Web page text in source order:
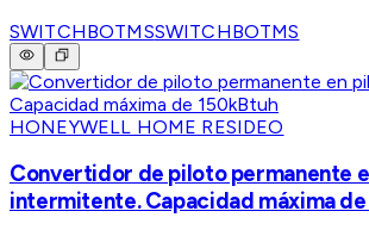
SWITCHBOTMSSWITCHBOTMS
HONEYWELL HOME RESIDEO
Convertidor de piloto permanente
intermitente. Capacidad máxima